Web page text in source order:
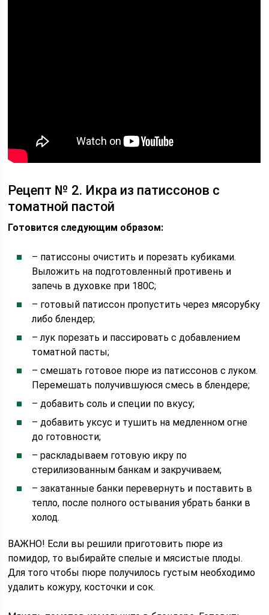
Рецепт № 2. Икра из патиссонов с
томатной пастой
Готовится следующим образом:
– патиссоны очистить и порезать кубиками.
Выложить на подготовленный противень и
запечь в духовке при 180С;
– готовый патиссон пропустить через мясорубку
либо блендер;
– лук порезать и пассировать с добавлением
томатной пасты;
– смешать готовое пюре из патиссонов с луком.
Перемешать получившуюся смесь в блендере;
– добавить соль и специи по вкусу;
– добавить уксус и тушить на медленном огне
до готовности;
– раскладываем готовую икру по
стерилизованным банкам и закручиваем;
– закатанные банки перевернуть и поставить в
тепло, после полного остывания убрать банки в
холод.
ВАЖНО! Если вы решили приготовить пюре из
помидор, то выбирайте спелые и мясистые плоды.
Для того чтобы пюре получилось густым необходимо
удалить кожуру, косточки и сок.